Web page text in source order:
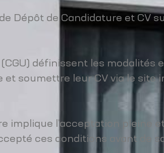
Dépôt de Candidature et CV
définissent les modalités
soumettre leur CV via le site
implique l'acceptation pleine
ces conditions avant de